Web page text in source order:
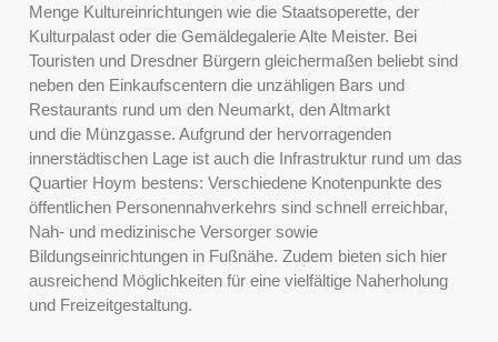
Menge Kultureinrichtungen wie die Staatsoperette, der
Kulturpalast oder die Gemäldegalerie Alte Meister. Bei
Touristen und Dresdner Bürgern gleichermaßen beliebt sind
neben den Einkaufscentern die unzähligen Bars und
Restaurants rund um den Neumarkt, den Altmarkt
und die Münzgasse. Aufgrund der hervorragenden
innerstädtischen Lage ist auch die Infrastruktur rund um das
Quartier Hoym bestens: Verschiedene Knotenpunkte des
öffentlichen Personennahverkehrs sind schnell erreichbar,
Nah- und medizinische Versorger sowie
Bildungseinrichtungen in Fußnähe. Zudem bieten sich hier
ausreichend Möglichkeiten für eine vielfältige Naherholung
und Freizeitgestaltung.